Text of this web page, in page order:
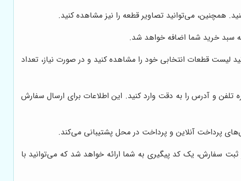
می‌توانید تصاویر قطعه را نیز مشاهده کنید.
سبد خرید شما اضافه خواهد شد.
لیست قطعات انتخابی خود را مشاهده کنید و در صورت نیاز، تعداد
و آدرس را به دقت وارد کنید. این اطلاعات برای ارسال سفارش
پرداخت آنلاین و پرداخت در محل پشتیبانی می‌کند.
سفارش، یک کد پیگیری به شما ارائه خواهد شد که می‌توانید با